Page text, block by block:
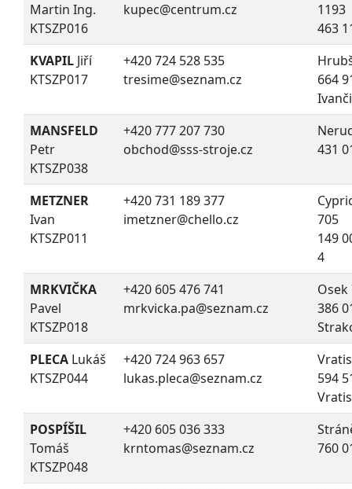
Martin Ing.
KTSZP016
kupec@centrum.cz
1193
463
KVAPIL Jiří
KTSZP017
+420 724 528 535
tresime@seznam.cz
664
MANSFELD
Petr
KTSZP038
+420 777 207 730
obchod@sss-stroje.cz
431
METZNER
Ivan
KTSZP011
+420 731 189 377
imetzner@chello.cz
705
149
4
MRKVIČKA
Pavel
KTSZP018
+420 605 476 741
mrkvicka.pa@seznam.cz
Osek
386
PLECA Lukáš
KTSZP044
+420 724 963 657
lukas.pleca@seznam.cz
594
POSPÍŠIL
Tomáš
KTSZP048
+420 605 036 333
krntomas@seznam.cz
760